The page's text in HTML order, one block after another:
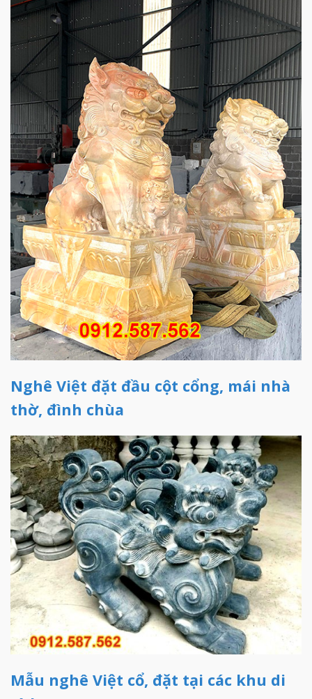
Nghê Việt đặt đầu cột cổng, mái nhà
thờ, đình chùa
Mẫu nghê Việt cổ, đặt tại các khu di